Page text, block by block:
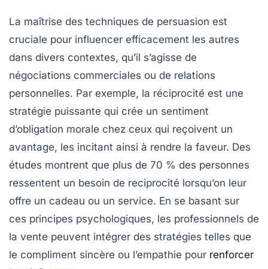
La maîtrise des techniques de persuasion est
cruciale pour influencer efficacement les autres
dans divers contextes, qu’il s’agisse de
négociations commerciales ou de relations
personnelles. Par exemple, la réciprocité est une
stratégie puissante qui crée un sentiment
d’obligation morale chez ceux qui reçoivent un
avantage, les incitant ainsi à rendre la faveur. Des
études montrent que plus de 70 % des personnes
ressentent un besoin de reciprocité lorsqu’on leur
offre un cadeau ou un service. En se basant sur
ces principes psychologiques, les professionnels de
la vente peuvent intégrer des stratégies telles que
le compliment sincère ou l’empathie pour renforcer